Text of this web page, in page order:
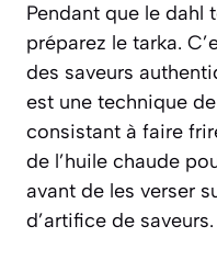
Pendant que le dahl
préparez le tarka.
des saveurs
est une technique
consistant à faire
de l’huile chaude
avant de les verser
d’artifice de saveurs.